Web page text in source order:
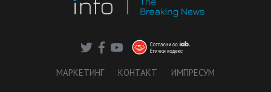
МАРКЕТИНГ КОНТАКТ ИМПРЕСУМ